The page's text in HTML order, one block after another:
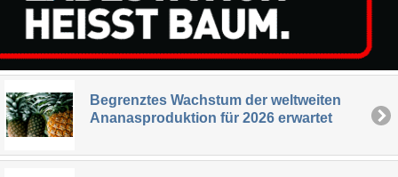
Begrenztes Wachstum der weltweiten
Ananasproduktion für 2026 erwartet